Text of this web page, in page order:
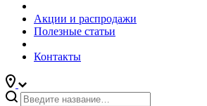
Акции и распродажи
Полезные статьи
Контакты